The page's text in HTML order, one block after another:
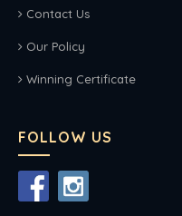
Contact Us
Our Policy
Winning Certificate
FOLLOW US